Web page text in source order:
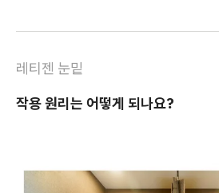
레티젠 눈밑
작용 원리는 어떻게 되나요?